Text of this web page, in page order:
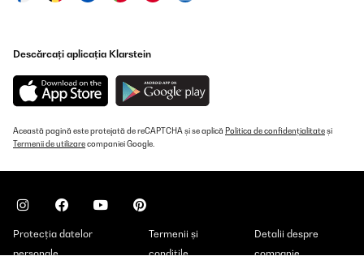
stabil. Für Faulenzer und schnelle Arbeit , auch dicke Wände
Amazon-Benutzer
Comprata nel 2020,dopo oltre 4 anni di utilizzo non posso che
impasti per pizza con varie idratazioni, ma anche per montare
uova ( già con 2 bianchi li monta a neve senza problemi) e
Descărcați aplicația Klarstein
Această pagină este protejată de reCAPTCHA și se aplică Politica de confidențialitateși
Termenii de utilizarecompaniei Google.
Protecția datelor
personale
Termenii și
condițile
Detalii despre
companie